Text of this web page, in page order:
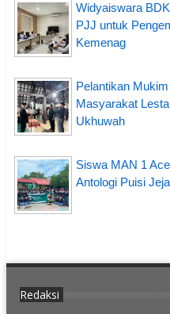
Widyaiswara
PJJ untuk
Kemenag
Pelantikan
Masyarakat
Ukhuwah
Siswa MAN 1
Antologi Puisi
Redaksi